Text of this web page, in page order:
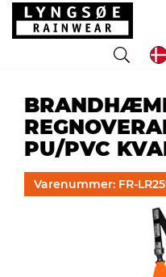
PU/PVC
Varenummer: FR-